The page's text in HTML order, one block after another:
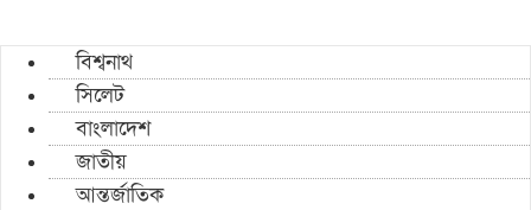
বিশ্বনাথ
সিলেট
বাংলাদেশ
জাতীয়
আন্তর্জাতিক